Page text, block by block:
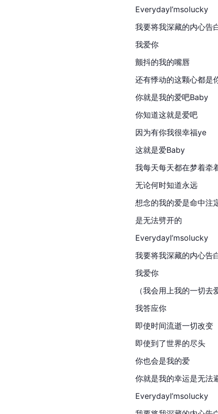
EverydayI’msolucky
我要将我深藏的内心告
我爱你
颤抖的我的嘴唇
还有悸动的这颗心都是
你就是我的爱吧Baby
你知道这就是爱吧
因为有你我很幸福ye
这就是爱Baby
我每天每天都在梦着牵
无论何时知道永远
想念的我的爱是命中注
是无法劈开的
EverydayI’msolucky
我要将我深藏的内心告
我爱你
（我会用上我的一切
我答应你
即使时间流逝一切改变
即使到了世界的尽头
你也会是我的爱
你就是我的幸运是无法
EverydayI’msolucky